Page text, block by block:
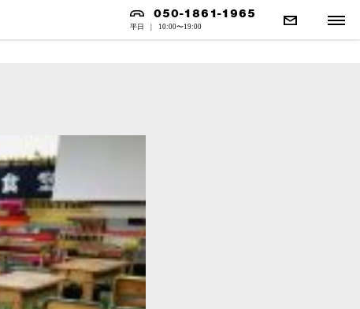
050-1861-1965
平日 10:00〜19:00